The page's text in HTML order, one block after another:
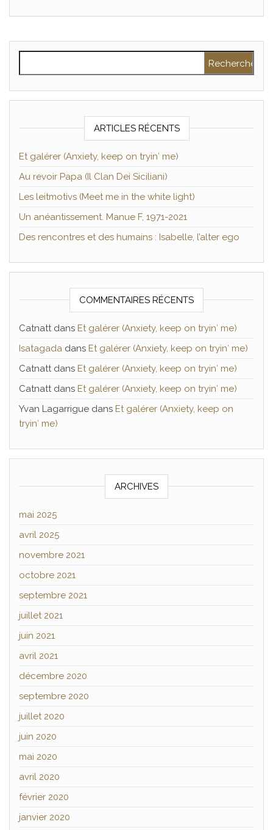
ARTICLES RÉCENTS
Et galérer (Anxiety, keep on tryin′ me)
Au revoir Papa (Il Clan Dei Siciliani)
Les leitmotivs (Meet me in the white light)
Un anéantissement. Manue F, 1971-2021
Des rencontres et des humains : Isabelle, l’alter ego
COMMENTAIRES RÉCENTS
Catnattdans Et galérer (Anxiety, keep on tryin′ me)
Isatagada dans Et galérer (Anxiety, keep on tryin′ me)
Catnattdans Et galérer (Anxiety, keep on tryin′ me)
Catnattdans Et galérer (Anxiety, keep on tryin′ me)
Yvan Lagarrigue dans Et galérer (Anxiety, keep on
tryin′ me)
ARCHIVES
mai 2025
avril 2025
novembre 2021
octobre 2021
septembre 2021
juillet 2021
juin 2021
avril 2021
décembre 2020
septembre 2020
juillet 2020
juin 2020
mai 2020
avril 2020
février 2020
janvier 2020